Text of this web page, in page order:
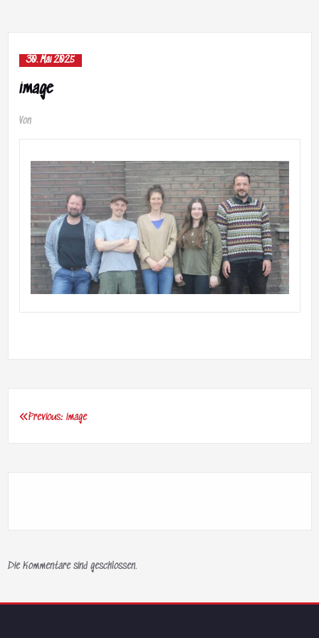
30. Mai 2025
image
Von
Beitragsnavigation
Previous: image
Die Kommentare sind geschlossen.